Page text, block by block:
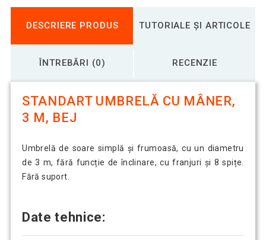
DESCRIERE PRODUS TUTORIALE ȘI ARTICOLE
ÎNTREBĂRI (0) RECENZIE
STANDART UMBRELĂ CU MÂNER,
3 M, BEJ
Umbrelă de soare simplă și frumoasă, cu un diametru
de 3 m, fără funcție de înclinare, cu franjuri și 8 spițe.
Fără suport.
Date tehnice: